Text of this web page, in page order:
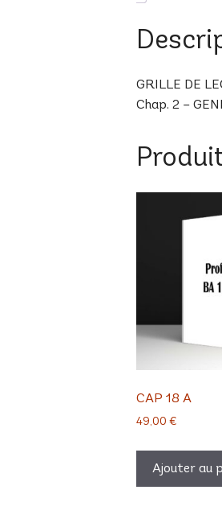
GRILLE DE
Chap. 2 –
CAP 18 A
49,00 €
Ajouter au